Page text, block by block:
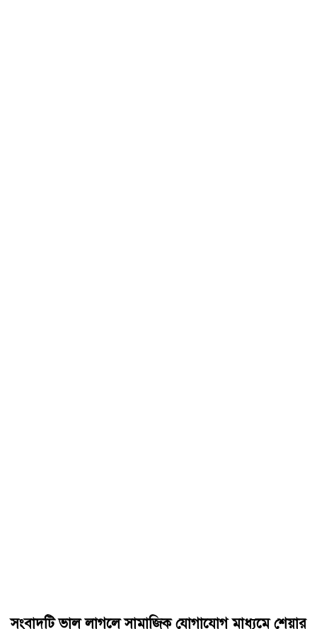
সংবাদটি ভাল লাগলে সামাজিক যোগাযোগ মাধ্যমে শেয়ার